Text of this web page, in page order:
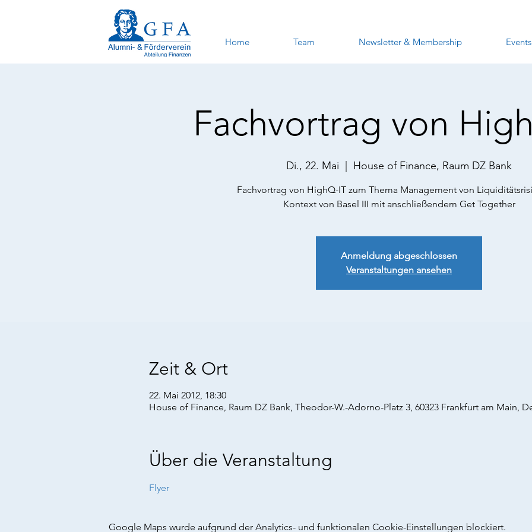
Home Team Newsletter & Membership Events
Fachvortrag von
Di., 22. Mai House of Finance, Raum DZ Bank
Fachvortrag von HighQ-IT zum Thema Management von
Kontext von Basel III mit anschließendem Get Together
Anmeldung abgeschlossen
Veranstaltungen ansehen
Zeit & Ort
22. Mai 2012, 18:30
House of Finance, Raum DZ Bank, Theodor-W.-Adorno-Platz 3, 60323 Frankfurt am Main,
Über die Veranstaltung
Flyer
Google Maps wurde aufgrund der Analytics- und funktionalen Cookie-Einstellungen blockiert.